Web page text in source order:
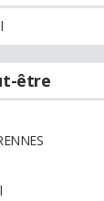
être